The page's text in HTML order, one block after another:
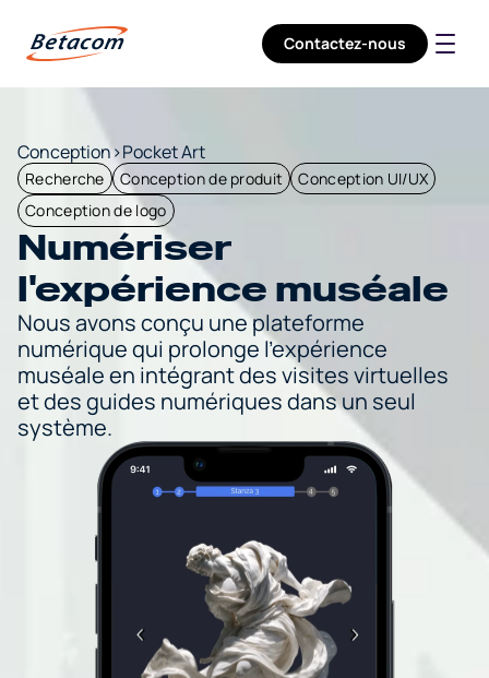
Société
Carrières
Contactez-nous
Conception>Pocket Art
Recherche Conception de produit
Conception UI/UX
Conception de logo
Numériser
l'expérience muséale
Nous avons conçu une plateforme
numérique qui prolonge l'expérience
muséale en intégrant des visites virtuelles
et des guides numériques dans un seul
système.